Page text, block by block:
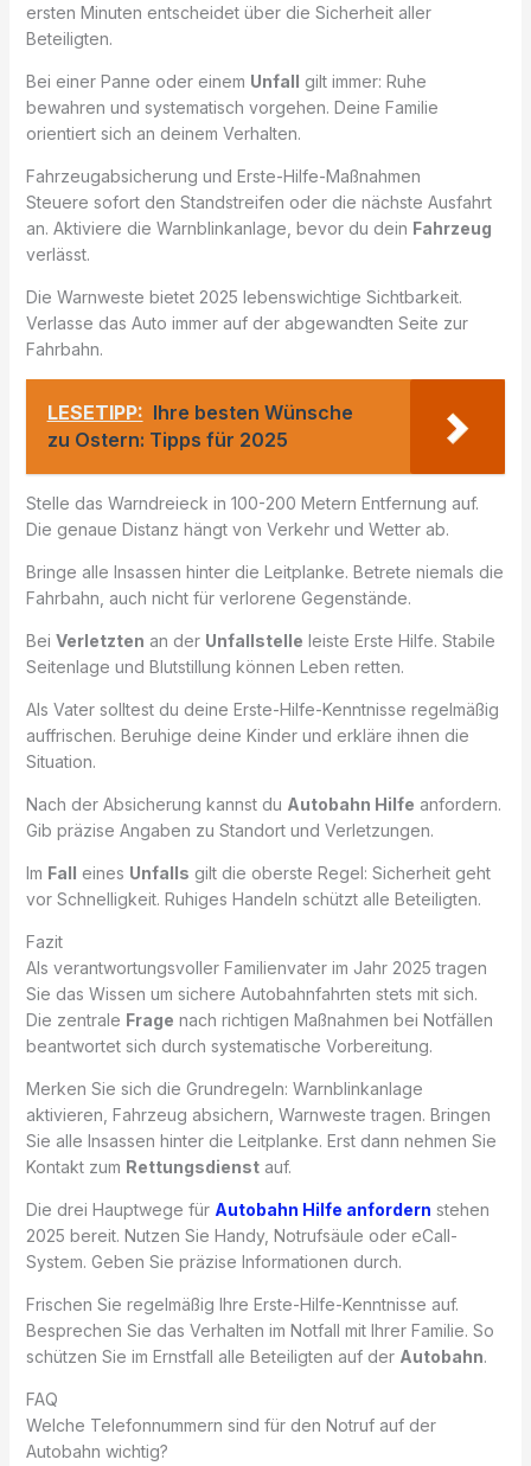
ersten Minuten entscheidet über die Sicherheit aller
Beteiligten.
Bei einer Panne oder einem Unfall gilt immer: Ruhe
bewahren und systematisch vorgehen. Deine Familie
orientiert sich an deinem Verhalten.
Fahrzeugabsicherung und Erste-Hilfe-Maßnahmen
Steuere sofort den Standstreifen oder die nächste Ausfahrt
an. Aktiviere die Warnblinkanlage, bevor du dein Fahrzeug
verlässt.
Die Warnweste bietet 2025 lebenswichtige Sichtbarkeit.
Verlasse das Auto immer auf der abgewandten Seite zur
Fahrbahn.
LESETIPP: Ihre besten Wünsche
zu Ostern: Tipps für 2025
Stelle das Warndreieck in 100-200 Metern Entfernung auf.
Die genaue Distanz hängt von Verkehr und Wetter ab.
Bringe alle Insassen hinter die Leitplanke. Betrete niemals die
Fahrbahn, auch nicht für verlorene Gegenstände.
Bei Verletzten an der Unfallstelle leiste Erste Hilfe. Stabile
Seitenlage und Blutstillung können Leben retten.
Als Vater solltest du deine Erste-Hilfe-Kenntnisse regelmäßig
auffrischen. Beruhige deine Kinder und erkläre ihnen die
Situation.
Nach der Absicherung kannst du Autobahn Hilfe anfordern.
Gib präzise Angaben zu Standort und Verletzungen.
Im Fall eines Unfalls gilt die oberste Regel: Sicherheit geht
vor Schnelligkeit. Ruhiges Handeln schützt alle Beteiligten.
Fazit
Als verantwortungsvoller Familienvater im Jahr 2025 tragen
Sie das Wissen um sichere Autobahnfahrten stets mit sich.
Die zentrale Frage nach richtigen Maßnahmen bei Notfällen
beantwortet sich durch systematische Vorbereitung.
Merken Sie sich die Grundregeln: Warnblinkanlage
aktivieren, Fahrzeug absichern, Warnweste tragen. Bringen
Sie alle Insassen hinter die Leitplanke. Erst dann nehmen Sie
Kontakt zum Rettungsdienstauf.
Die drei Hauptwege für Autobahn Hilfe anfordern stehen
2025 bereit. Nutzen Sie Handy, Notrufsäule oder eCall-
System. Geben Sie präzise Informationen durch.
Frischen Sie regelmäßig Ihre Erste-Hilfe-Kenntnisse auf.
Besprechen Sie das Verhalten im Notfall mit Ihrer Familie. So
schützen Sie im Ernstfall alle Beteiligten auf der Autobahn.
FAQ
Welche Telefonnummern sind für den Notruf auf der
Autobahn wichtig?